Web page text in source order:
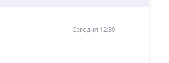
Сегодня 12:39